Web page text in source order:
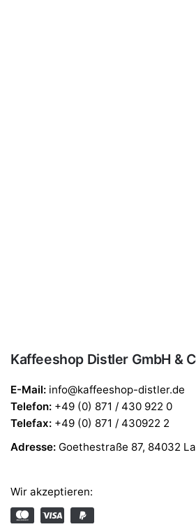
Kaffeeshop Distler GmbH &
E-Mail: info@kaffeeshop-distler.de
Telefon: +49 (0) 871 / 430 922 0
Telefax: +49 (0) 871 / 430922 2
Adresse: Goethestraße 87, 84032
Wir akzeptieren: